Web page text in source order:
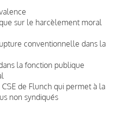
sur le harcèlement moral
conventionnelle dans la
la fonction publique
de Flunch qui permet à la
non syndiqués